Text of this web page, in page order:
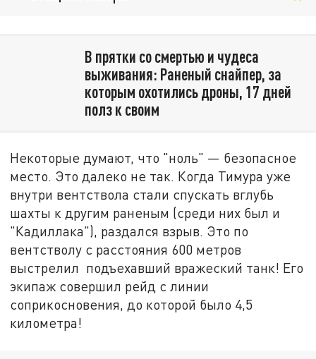
В прятки со смертью и чудеса
выживания: Раненый снайпер, за
которым охотились дроны, 17 дней
полз к своим
Некоторые думают, что "ноль" — безопасное
место. Это далеко не так. Когда Тимура уже
внутри вентствола стали спускать вглубь
шахты к другим раненым (среди них был и
"Кадиллака"), раздался взрыв. Это по
вентстволу с расстояния 600 метров
выстрелил подъехавший вражеский танк! Его
экипаж совершил рейд с линии
соприкосновения, до которой было 4,5
километра!